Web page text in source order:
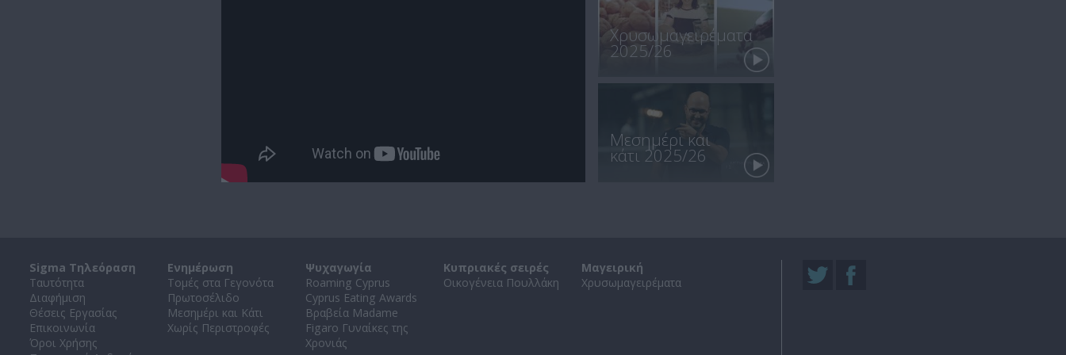
Χρυσωμαγειρέματα
2025/26
Μεσημέρι και
κάτι 2025/26
Sigma Τηλεόραση
Ταυτότητα
Διαφήμιση
Θέσεις Εργασίας
Επικοινωνία
Όροι Χρήσης
Ενημέρωση
Τομές στα Γεγονότα
Πρωτοσέλιδο
Μεσημέρι και Κάτι
Χωρίς Περιστροφές
Ψυχαγωγία
Roaming Cyprus
Cyprus Eating Awards
Βραβεία Madame
Figaro Γυναίκες της
Χρονιάς
Κυπριακές σειρές
Οικογένεια Πουλλάκη
Μαγειρική
Χρυσωμαγειρέματα